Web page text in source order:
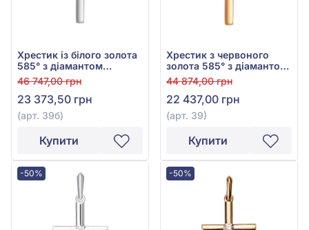
Хрестик із білого золота
585° з діамантом
0,095ct, арт. 39б
46 747,00 грн
23 373,50 грн
(арт. 39б)
Купити
Хрестик з червоного
золота 585° з діамантом
0,085ct, арт. 39
44 874,00 грн
22 437,00 грн
(арт. 39)
Купити
-50% -50%